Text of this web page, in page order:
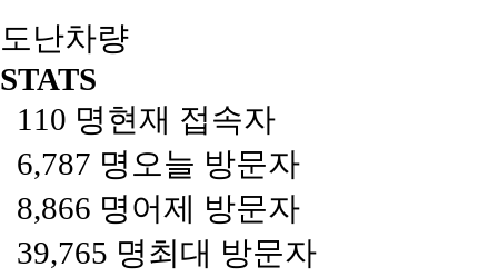
도난차량
STATS
110 명현재 접속자
6,787 명 오늘 방문자
8,866 명어제 방문자
39,765 명최대 방문자